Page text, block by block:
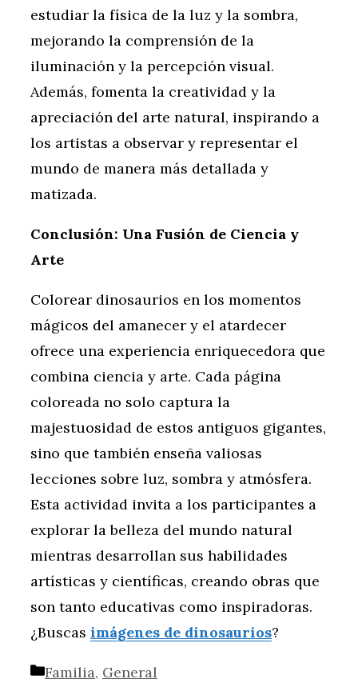
estudiar la física de la luz y la sombra,
mejorando la comprensión de la
iluminación y la percepción visual.
Además, fomenta la creatividad y la
apreciación del arte natural, inspirando a
los artistas a observar y representar el
mundo de manera más detallada y
matizada.
Conclusión: Una Fusión de Ciencia y
Arte
Colorear dinosaurios en los momentos
mágicos del amanecer y el atardecer
ofrece una experiencia enriquecedora que
combina ciencia y arte. Cada página
coloreada no solo captura la
majestuosidad de estos antiguos gigantes,
sino que también enseña valiosas
lecciones sobre luz, sombra y atmósfera.
Esta actividad invita a los participantes a
explorar la belleza del mundo natural
mientras desarrollan sus habilidades
artísticas y científicas, creando obras que
son tanto educativas como inspiradoras.
¿Buscas imágenes de dinosaurios?
Categorías
Familia, General